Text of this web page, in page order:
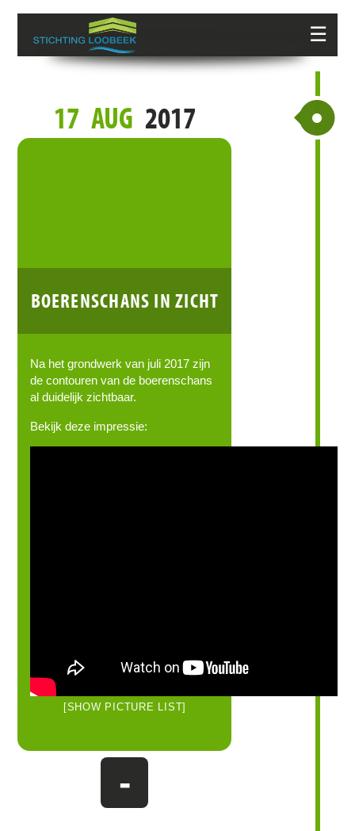
☰
17 AUG 2017
BOERENSCHANS IN ZICHT
Na het grondwerk van juli 2017 zijn
de contouren van de boerenschans
al duidelijk zichtbaar.
Bekijk deze impressie:
[SHOW PICTURE LIST]
-